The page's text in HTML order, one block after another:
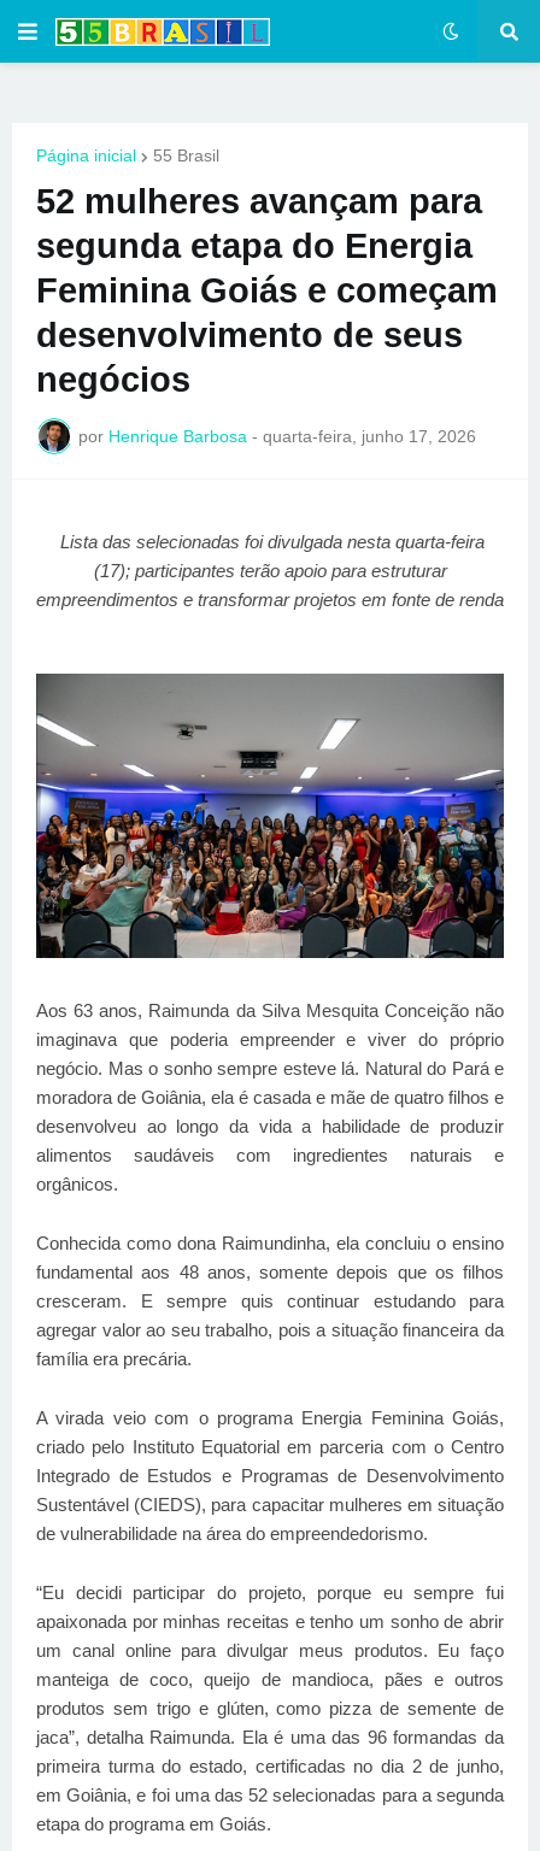
Página inicial 55 Brasil
52 mulheres avançam para
segunda etapa do Energia
Feminina Goiás e começam
desenvolvimento de seus
negócios
por Henrique Barbosa - quarta-feira, junho 17, 2026
Lista das selecionadas foi divulgada nesta quarta-feira
(17); participantes terão apoio para estruturar
empreendimentos e transformar projetos em fonte de renda
Aos 63 anos, Raimunda da Silva Mesquita Conceição não
imaginava que poderia empreender e viver do próprio
negócio. Mas o sonho sempre esteve lá. Natural do Pará e
moradora de Goiânia, ela é casada e mãe de quatro filhos e
desenvolveu ao longo da vida a habilidade de produzir
alimentos saudáveis com ingredientes naturais e
orgânicos.
Conhecida como dona Raimundinha, ela concluiu o ensino
fundamental aos 48 anos, somente depois que os filhos
cresceram. E sempre quis continuar estudando para
agregar valor ao seu trabalho, pois a situação financeira da
família era precária.
A virada veio com o programa Energia Feminina Goiás,
criado pelo Instituto Equatorial em parceria com o Centro
Integrado de Estudos e Programas de Desenvolvimento
Sustentável (CIEDS), para capacitar mulheres em situação
de vulnerabilidade na área do empreendedorismo.
“Eu decidi participar do projeto, porque eu sempre fui
apaixonada por minhas receitas e tenho um sonho de abrir
um canal online para divulgar meus produtos. Eu faço
manteiga de coco, queijo de mandioca, pães e outros
produtos sem trigo e glúten, como pizza de semente de
jaca”, detalha Raimunda. Ela é uma das 96 formandas da
primeira turma do estado, certificadas no dia 2 de junho,
em Goiânia, e foi uma das 52 selecionadas para a segunda
etapa do programa em Goiás.